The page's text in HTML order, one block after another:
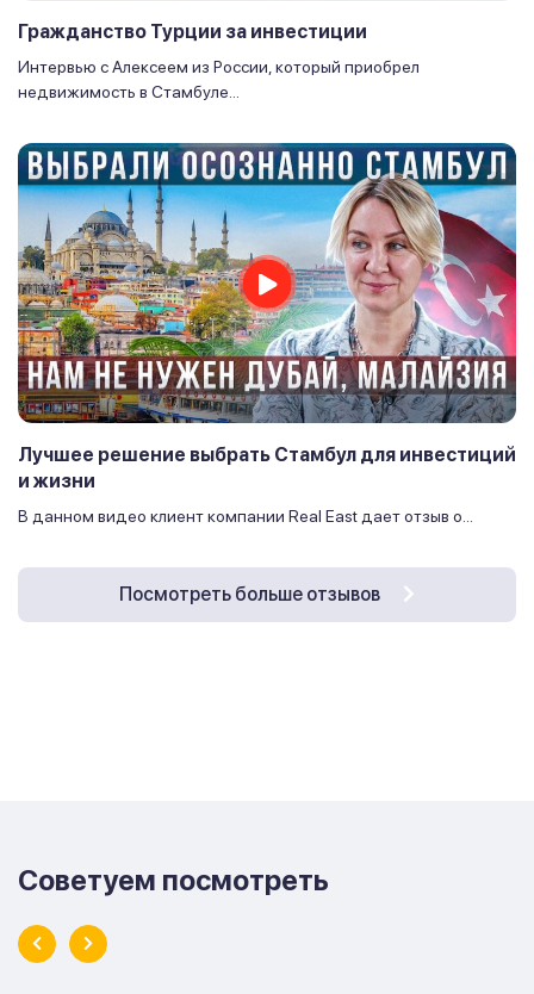
Гражданство Турции за инвестиции
Интервью с Алексеем из России, который приобрел
недвижимость в Стамбуле...
Лучшее решение выбрать Стамбул для инвестиций
и жизни
В данном видео клиент компании Real East дает отзыв о...
Посмотреть больше отзывов
Советуем посмотреть